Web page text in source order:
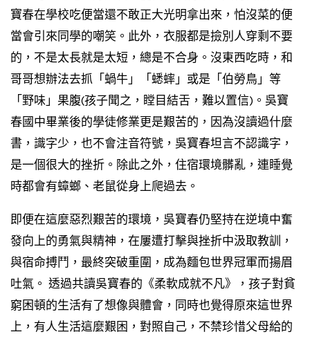
寶春在學校吃便當還不敢正大光明拿出來，怕沒菜的便
當會引來同學的嘲笑。此外，衣服都是撿別人穿剩不要
的，不是太長就是太短，總是不合身。沒東西吃時，和
哥哥想辦法去抓「蝸牛」「蟋蟀」或是「伯勞鳥」等
「野味」果腹(孩子聞之，瞠目結舌，難以置信)。吳寶
春國中畢業後的學徒修業更是艱苦的，因為沒讀過什麼
書，識字少，也不會注音符號，吳寶春坦言不認識字，
是一個很大的挫折。除此之外，住宿環境髒亂，連睡覺
時都會有蟑螂、老鼠從身上爬過去。
即便在這麼惡烈艱苦的環境，吳寶春仍堅持在逆境中奮
發向上的勇氣與精神，在屢遭打擊與挫折中汲取教訓，
與宿命搏鬥，最終突破重圍，成為麵包世界冠軍而揚眉
吐氣。 透過共讀吳寶春的《柔軟成就不凡》，孩子對貧
窮困頓的生活有了想像與體會，同時也覺得原來這世界
上，有人生活這麼艱困，對照自己，不禁珍惜父母給的